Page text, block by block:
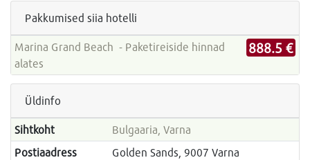
Pakkumised siia hotelli
Marina Grand Beach - Paketireiside hinnad
alates
888.5 €
Üldinfo
Sihtkoht
Bulgaaria, Varna
Postiaadress
Golden Sands, 9007 Varna